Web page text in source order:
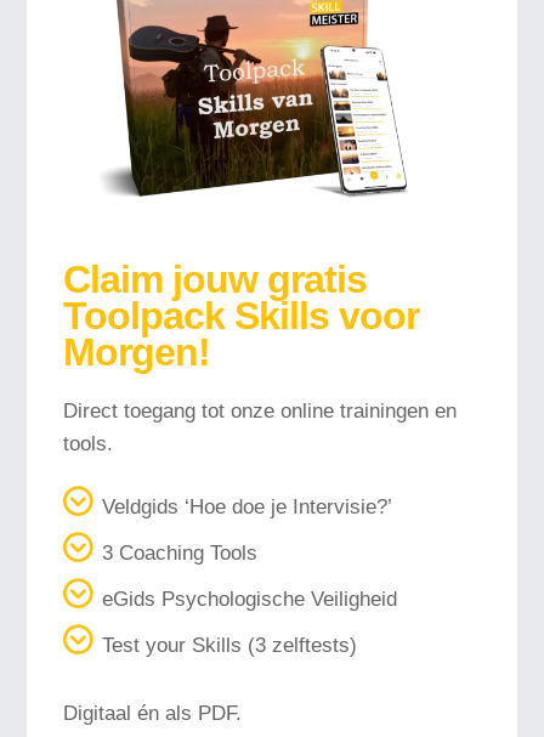
Claim jouw gratis
Toolpack Skills voor
Morgen!
Direct toegang tot onze online trainingen en
tools.
Veldgids ‘Hoe doe je Intervisie?’
3 Coaching Tools
eGids Psychologische Veiligheid
Test your Skills (3 zelftests)
Digitaal én als PDF.